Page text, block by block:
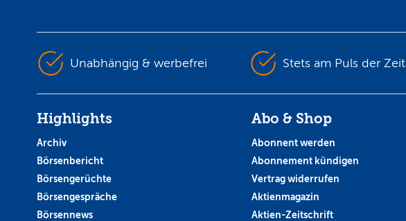
Unabhängig & werbefrei Stets am Puls der Zeit
Highlights
Archiv
Börsenbericht
Börsengerüchte
Börsengespräche
Börsennews
Abo & Shop
Abonnent werden
Abonnement kündigen
Vertrag widerrufen
Aktienmagazin
Aktien-Zeitschrift